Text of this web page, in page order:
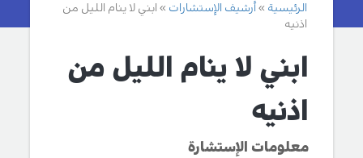
الرئيسية أرشيف الإستشارات
ابني لا ينام الليل من
اذنيه
ابني لا ينام الليل من
اذنيه
معلومات الإستشارة